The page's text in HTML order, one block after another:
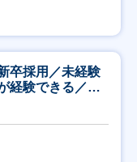
卒採用／未経験
経験できる／研